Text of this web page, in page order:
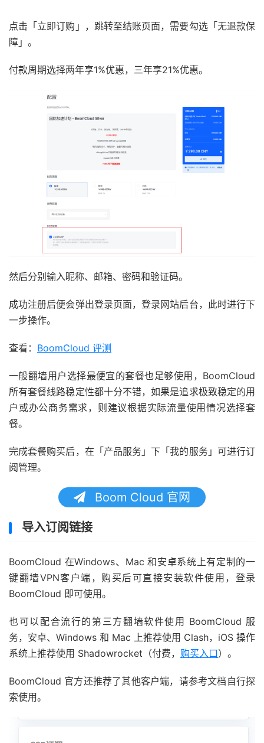
点击「立即订购」，跳转至结账页面，需要勾选「无退款保
障」。
付款周期选择两年享1%优惠，三年享21%优惠。
然后分别输入昵称、邮箱、密码和验证码。
成功注册后便会弹出登录页面，登录网站后台，此时进行下
一步操作。
查看： BoomCloud 评测
一般翻墙用户选择最便宜的套餐也足够使用，BoomCloud
所有套餐线路稳定性都十分不错，如果是追求极致稳定的用
户或办公商务需求，则建议根据实际流量使用情况选择套
餐。
完成套餐购买后，在「产品服务」下「我的服务」可进行订
阅管理。
Boom Cloud 官网
导入订阅链接
BoomCloud 在Windows、Mac 和安卓系统上有定制的一
键翻墙VPN客户端，购买后可直接安装软件使用，登录
BoomCloud 即可使用。
也可以配合流行的第三方翻墙软件使用 BoomCloud 服
务，安卓、Windows 和 Mac 上推荐使用 Clash，iOS 操作
系统上推荐使用 Shadowrocket（付费， 购买入口）。
BoomCloud 官方还推荐了其他客户端，请参考文档自行探
索使用。